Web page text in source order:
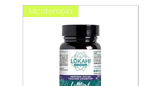
Micoterapia